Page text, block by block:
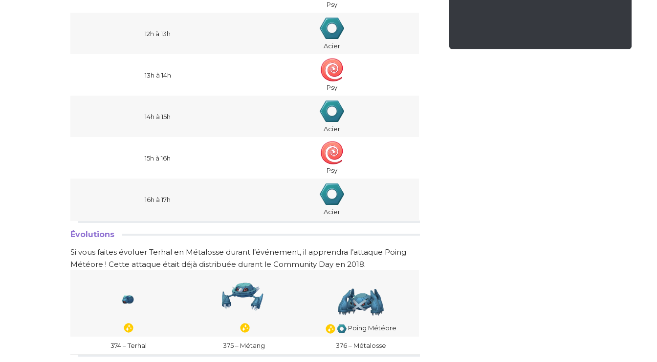
Psy
12h à 13h
Acier
13h à 14h
Psy
14h à 15h
Acier
15h à 16h
Psy
16h à 17h
Acier
Évolutions
Si vous faites évoluer Terhal en Métalosse durant l’événement, il apprendra l’attaque Poing
Météore ! Cette attaque était déjà distribuée durant le Community Day en 2018.
Poing Météore
374 – Terhal 375 – Métang 376 – Métalosse